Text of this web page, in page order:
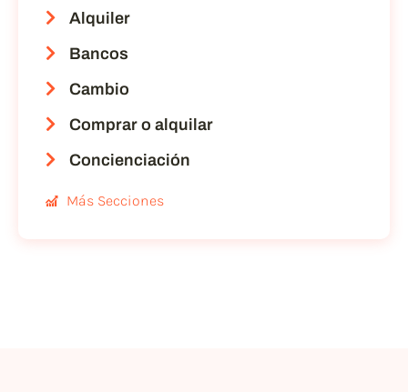
Alquiler
Bancos
Cambio
Comprar o alquilar
Concienciación
Más Secciones